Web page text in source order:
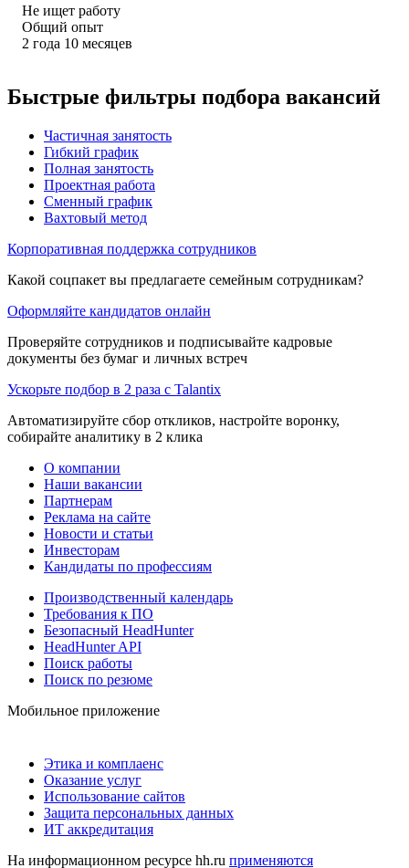
Не ищет работу
Общий опыт
2 года 10 месяцев
Быстрые фильтры подбора вакансий
Частичная занятость
Гибкий график
Полная занятость
Проектная работа
Сменный график
Вахтовый метод
Корпоративная поддержка сотрудников
Какой соцпакет вы предлагаете семейным сотрудникам?
Оформляйте кандидатов онлайн
Проверяйте сотрудников и подписывайте кадровые
документы без бумаг и личных встреч
Ускорьте подбор в 2 раза с Talantix
Автоматизируйте сбор откликов, настройте воронку,
собирайте аналитику в 2 клика
О компании
Наши вакансии
Партнерам
Реклама на сайте
Новости и статьи
Инвесторам
Кандидаты по профессиям
Производственный календарь
Требования к ПО
Безопасный HeadHunter
HeadHunter API
Поиск работы
Поиск по резюме
Мобильное приложение
Этика и комплаенс
Оказание услуг
Использование сайтов
Защита персональных данных
ИТ аккредитация
На информационном ресурсе hh.ru применяются